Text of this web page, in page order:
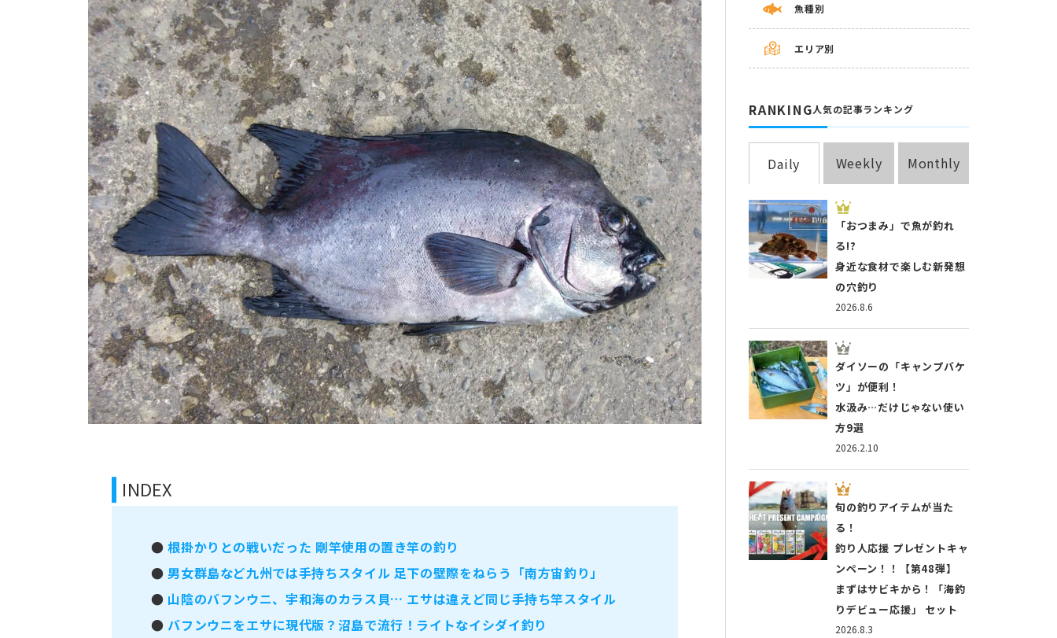
INDEX
●根掛かりとの戦いだった 剛竿使用の置き竿の釣り
● 男女群島など九州では手持ちスタイル 足下の壁際をねらう「南方宙釣り」
● 山陰のバフンウニ、宇和海のカラス貝… エサは違えど同じ手持ち竿スタイル
● バフンウニをエサに現代版？沼島で流行！ライトなイシダイ釣り
魚種別
エリア別
RANKING人気の記事ランキング
Daily Weekly Monthly
2026.8.6
「おつまみ」で魚が釣れ
る!?
身近な食材で楽しむ新発想
の穴釣り
2026.2.10
ダイソーの「キャンプバケ
ツ」が便利！
水汲み…だけじゃない使い
方9選
2026.8.3
旬の釣りアイテムが当た
る！
釣り人応援 プレゼントキャ
ンペーン！！【第48弾】
まずはサビキから！「海釣
りデビュー応援」 セット